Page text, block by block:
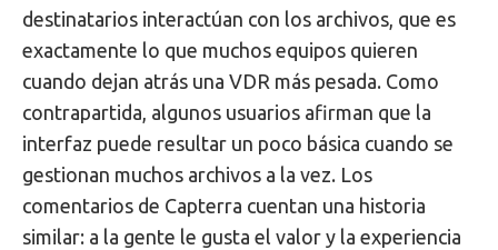
destinatarios interactúan con los archivos, que es
exactamente lo que muchos equipos quieren
cuando dejan atrás una VDR más pesada. Como
contrapartida, algunos usuarios afirman que la
interfaz puede resultar un poco básica cuando se
gestionan muchos archivos a la vez. Los
comentarios de Capterra cuentan una historia
similar: a la gente le gusta el valor y la experiencia